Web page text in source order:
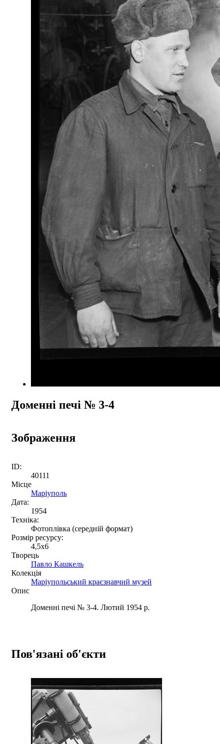
Доменні печі № 3-4
Зображення
ID:
40111
Місце
Маріуполь
Дата:
1954
Техніка:
Фотоплівка (середній формат)
Розмір ресурсу:
4,5x6
Творець
Павло Кашкель
Колекція
Маріупольський краєзнавчий музей
Опис
Доменні печі № 3-4. Лютий 1954 р.
Пов'язані об'єкти